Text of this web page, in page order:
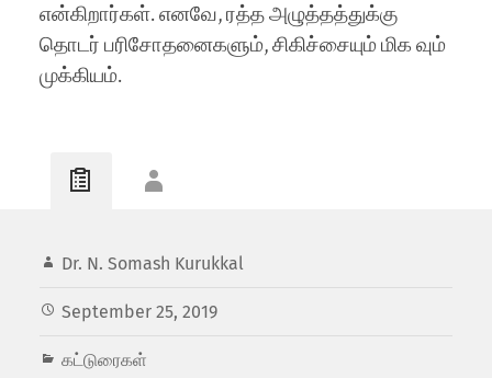
என்கிறார்கள். எனவே, ரத்த அழுத்தத்துக்கு
தொடர் பரிசோதனைகளும், சிகிச்சையும் மிக வும்
முக்கியம்.
Dr. N. Somash Kurukkal
September 25, 2019
கட்டுரைகள்